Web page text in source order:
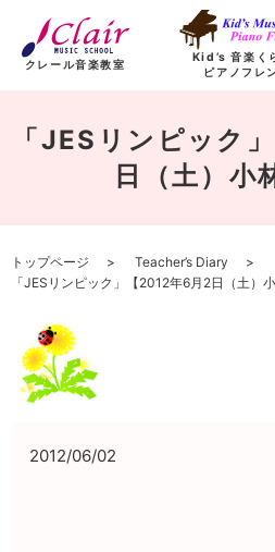
クレール音楽教室
Kid’s 音楽く
ピアノフレ
「JESリンピック
日（土）小
トップページ
Teacher’s Diary
「JESリンピック」【2012年6月2日（土）小
2012/06/02